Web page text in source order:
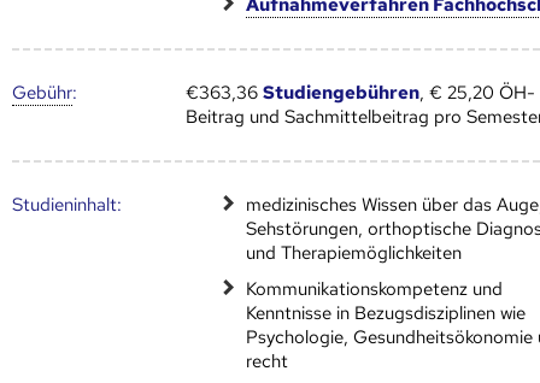
Gebühr: €363,36Studiengebühren, € 25,20 ÖH-
Beitrag und Sachmittelbeitrag pro
Studien­inhalt:
medizinisches Wissen über das
Sehstörungen, orthoptische
und Therapiemöglichkeiten
Kommunikationskompetenz und
Kenntnisse in Bezugsdisziplinen wie
Psychologie, Gesundheitsökonomie
recht